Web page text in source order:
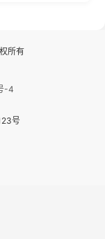
所有
-4
号